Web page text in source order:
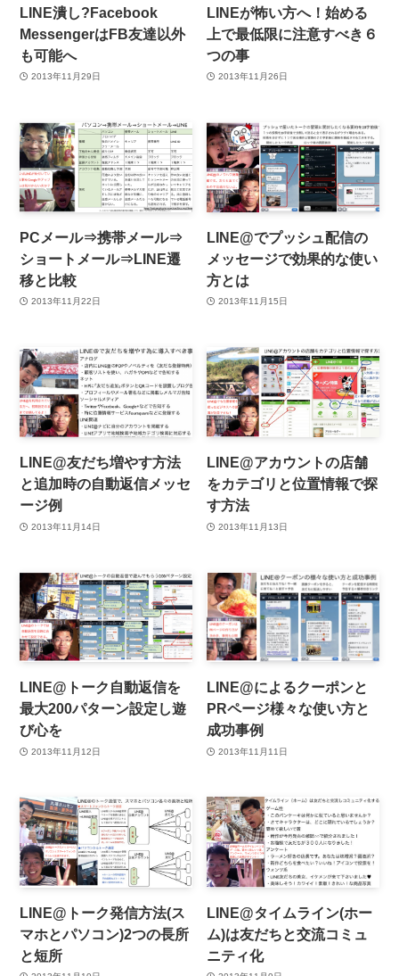
LINE潰し?Facebook
MessengerはFB友達以外
も可能へ
2013年11月29日
LINEが怖い方へ！始める
上で最低限に注意すべき６
つの事
2013年11月26日
PCメール⇒携帯メール⇒
ショートメール⇒LINE遷
移と比較
2013年11月22日
LINE@でプッシュ配信の
メッセージで効果的な使い
方とは
2013年11月15日
LINE@友だち増やす方法
と追加時の自動返信メッセ
ージ例
2013年11月14日
LINE@アカウントの店舗
をカテゴリと位置情報で探
す方法
2013年11月13日
LINE@トーク自動返信を
最大200パターン設定し遊
び心を
2013年11月12日
LINE@によるクーポンと
PRページ様々な使い方と
成功事例
2013年11月11日
LINE@トーク発信方法(ス
マホとパソコン)2つの長所
と短所
LINE@タイムライン(ホー
ム)は友だちと交流コミュ
ニティ化